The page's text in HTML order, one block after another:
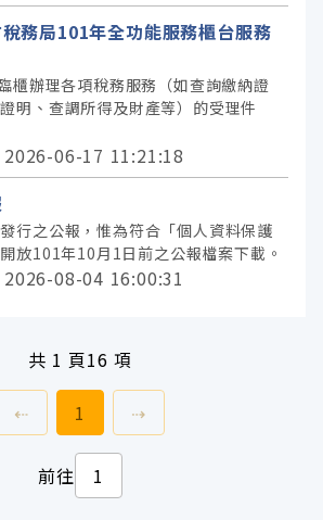
務局101年全功能服務櫃台服務
櫃辦理各項稅務服務（如查詢繳納證
明、查調所得及財產等）的受理件
2026-06-17 11:21:18
行之公報，惟為符合「個人資料保護
放101年10月1日前之公報檔案下載。
2026-08-04 16:00:31
共 1 頁16 項
⇠ 上一頁前往
1 ⇢下一頁
前往